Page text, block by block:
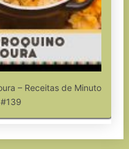
– Receitas de Minuto
#139